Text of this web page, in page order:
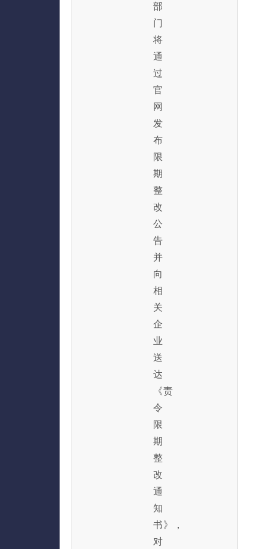
部
门
将
通
过
官
网
发
布
限
期
整
改
公
告
并
向
相
关
企
业
送
达
《责
令
限
期
整
改
通
知
书》，
对